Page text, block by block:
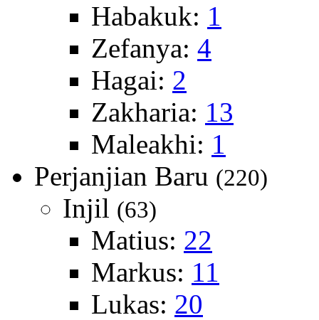
Habakuk: 1
Zefanya: 4
Hagai: 2
Zakharia: 13
Maleakhi: 1
Perjanjian Baru (220)
Injil (63)
Matius: 22
Markus: 11
Lukas: 20